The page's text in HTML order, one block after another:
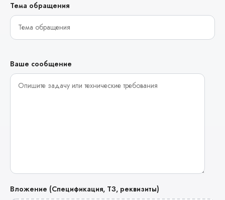
Тема обращения
Ваше сообщение
Вложение (Спецификация, ТЗ, реквизиты)